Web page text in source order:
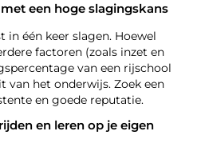
een hoge slagingskans
één keer slagen. Hoewel
factoren (zoals inzet en
van een rijschool
van het onderwijs. Zoek een
en goede reputatie.
en leren op je eigen